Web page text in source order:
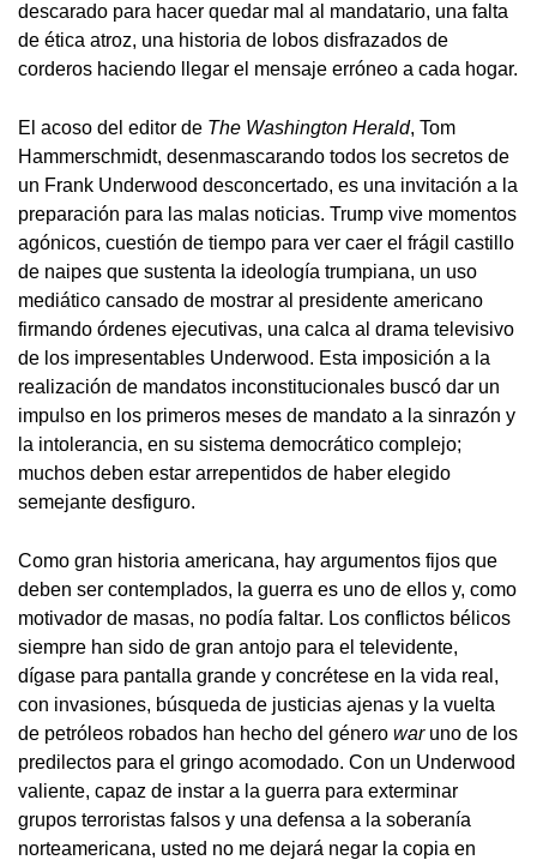
descarado para hacer quedar mal al mandatario, una falta
de ética atroz, una historia de lobos disfrazados de
corderos haciendo llegar el mensaje erróneo a cada hogar.
El acoso del editor de The Washington Herald, Tom
Hammerschmidt, desenmascarando todos los secretos de
un Frank Underwood desconcertado, es una invitación a la
preparación para las malas noticias. Trump vive momentos
agónicos, cuestión de tiempo para ver caer el frágil castillo
de naipes que sustenta la ideología trumpiana, un uso
mediático cansado de mostrar al presidente americano
firmando órdenes ejecutivas, una calca al drama televisivo
de los impresentables Underwood. Esta imposición a la
realización de mandatos inconstitucionales buscó dar un
impulso en los primeros meses de mandato a la sinrazón y
la intolerancia, en su sistema democrático complejo;
muchos deben estar arrepentidos de haber elegido
semejante desfiguro.
Como gran historia americana, hay argumentos fijos que
deben ser contemplados, la guerra es uno de ellos y, como
motivador de masas, no podía faltar. Los conflictos bélicos
siempre han sido de gran antojo para el televidente,
dígase para pantalla grande y concrétese en la vida real,
con invasiones, búsqueda de justicias ajenas y la vuelta
de petróleos robados han hecho del género waruno de los
predilectos para el gringo acomodado. Con un Underwood
valiente, capaz de instar a la guerra para exterminar
grupos terroristas falsos y una defensa a la soberanía
norteamericana, usted no me dejará negar la copia en